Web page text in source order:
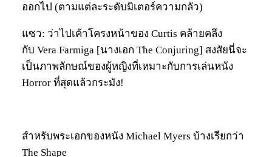
ออกไป (ตามแต่ละระดับมิเตอร์ความกลัว)
แซว: ว่าไปเค้าโครงหน้าของ Curtis คล้ายคลึง
กับ Vera Farmiga [นางเอก The Conjuring] สงสัยนี่จะ
เป็นภาพลักษณ์ของผู้หญิงที่เหมาะกับการเล่นหนัง
Horror ที่สุดแล้วกระมัง!
สำหรับพระเอกของหนัง Michael Myers บ้างเรียกว่า
The Shape